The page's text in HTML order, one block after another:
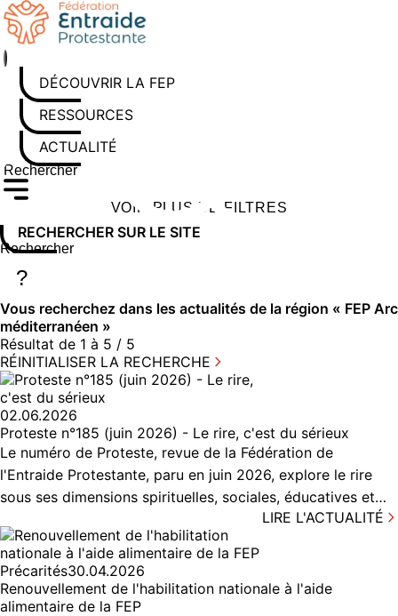
Aller
au
contenu
DÉCOUVRIR LA FEP
RESSOURCES
ACTUALITÉS
Rechercher sur le site
Saisissez au moins 3 caractères pour lancer la recherche
VOIR PLUS DE FILTRES
RECHERCHER SUR LE SITE
Rechercher sur le site
Saisissez au moins 3 caractères pour lancer la recherche
?
Vous recherchez dans les actualités de la région « FEP Arc
méditerranéen »
Résultat de 1 à 5 / 5
RÉINITIALISER LA RECHERCHE
02.06.2026
Proteste n°185 (juin 2026) - Le rire, c'est du sérieux
Le numéro de Proteste, revue de la Fédération de
l'Entraide Protestante, paru en juin 2026, explore le rire
sous ses dimensions spirituelles, sociales, éducatives et…
LIRE L'ACTUALITÉ
Précarités30.04.2026
Renouvellement de l'habilitation nationale à l'aide
alimentaire de la FEP